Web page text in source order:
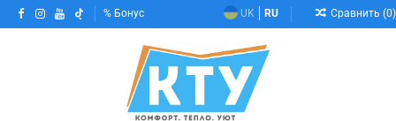
Бонус UK RU Сравнить (0)